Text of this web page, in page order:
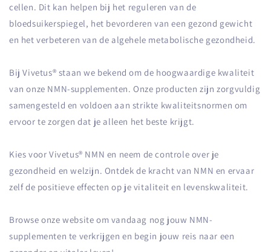
cellen. Dit kan helpen bij het reguleren van de
bloedsuikerspiegel, het bevorderen van een gezond gewicht
en het verbeteren van de algehele metabolische gezondheid.
Bij Vivetus® staan we bekend om de hoogwaardige kwaliteit
van onze NMN-supplementen. Onze producten zijn zorgvuldig
samengesteld en voldoen aan strikte kwaliteitsnormen om
ervoor te zorgen dat je alleen het beste krijgt.
Kies voor Vivetus® NMN en neem de controle over je
gezondheid en welzijn. Ontdek de kracht van NMN en ervaar
zelf de positieve effecten op je vitaliteit en levenskwaliteit.
Browse onze website om vandaag nog jouw NMN-
supplementen te verkrijgen en begin jouw reis naar een